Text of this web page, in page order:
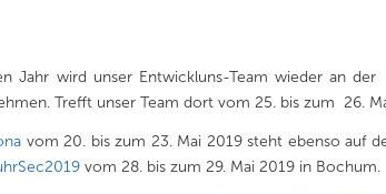
Jahr wird unser Entwickluns-Team wieder an der
Trefft unser Team dort vom 25. bis zum 26.
vom 20. bis zum 23. Mai 2019 steht ebenso auf
vom 28. bis zum 29. Mai 2019 in Bochum.